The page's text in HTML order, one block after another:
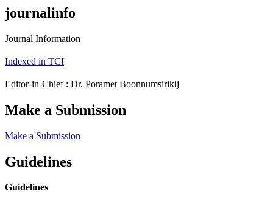
journalinfo
Journal Information
Indexed in TCI
Editor-in-Chief : Dr. Poramet Boonnumsirikij
Make a Submission
Make a Submission
Guidelines
Guidelines